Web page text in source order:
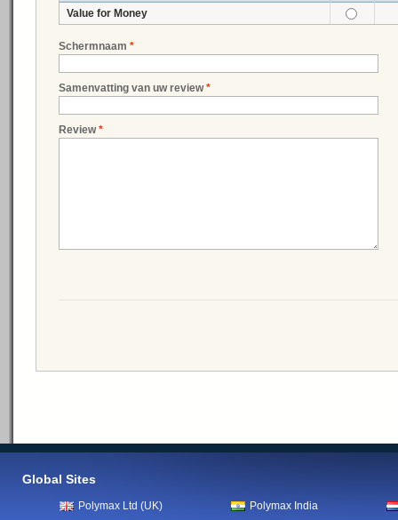
Value for Money
*
Schermnaam
*
Samenvatting van uw review
*
Review
Global Sites
Polymax Ltd (UK) Polymax India